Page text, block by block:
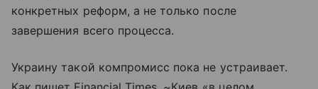
конкретных реформ, а не только после
завершения всего процесса.
Украину такой компромисс пока не устраивает.